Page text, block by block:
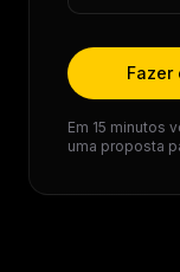
Fazer
Em 15 minutos
uma proposta